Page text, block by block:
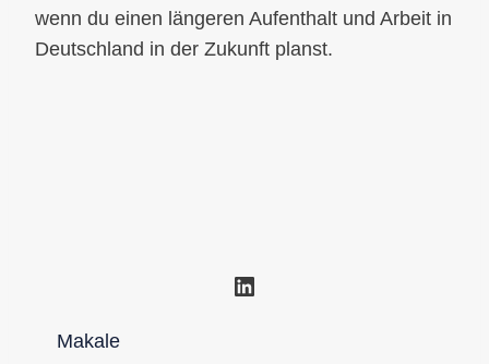
wenn du einen längeren Aufenthalt und Arbeit in
Deutschland in der Zukunft planst.
LinkedIn
Makale